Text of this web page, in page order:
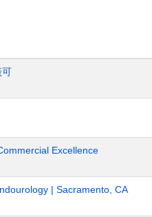
可
Excellence
| Sacramento, CA